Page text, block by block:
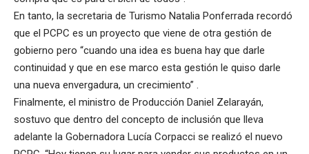
En tanto, la secretaria de Turismo Natalia Ponferrada recordó
que el PCPC es un proyecto que viene de otra gestión de
gobierno pero “cuando una idea es buena hay que darle
continuidad y que en ese marco esta gestión le quiso darle
una nueva envergadura, un crecimiento” .
Finalmente, el ministro de Producción Daniel Zelarayán,
sostuvo que dentro del concepto de inclusión que lleva
adelante la Gobernadora Lucía Corpacci se realizó el nuevo